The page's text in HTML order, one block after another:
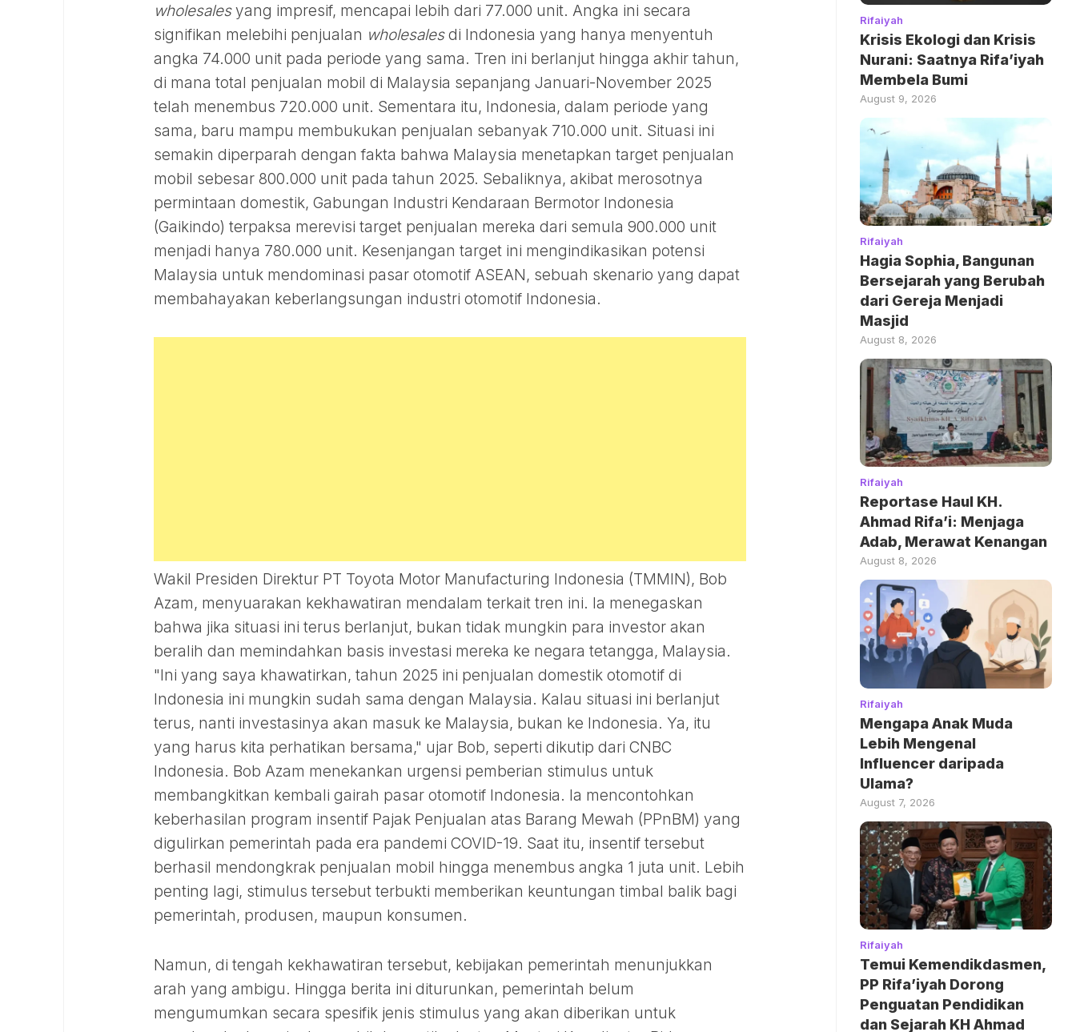
wholesalesyang impresif, mencapai lebih dari 77.000 unit. Angka ini secara
signifikan melebihi penjualan wholesalesdi Indonesia yang hanya menyentuh
angka 74.000 unit pada periode yang sama. Tren ini berlanjut hingga akhir tahun,
di mana total penjualan mobil di Malaysia sepanjang Januari-November 2025
telah menembus 720.000 unit. Sementara itu, Indonesia, dalam periode yang
sama, baru mampu membukukan penjualan sebanyak 710.000 unit. Situasi ini
semakin diperparah dengan fakta bahwa Malaysia menetapkan target penjualan
mobil sebesar 800.000 unit pada tahun 2025. Sebaliknya, akibat merosotnya
permintaan domestik, Gabungan Industri Kendaraan Bermotor Indonesia
(Gaikindo) terpaksa merevisi target penjualan mereka dari semula 900.000 unit
menjadi hanya 780.000 unit. Kesenjangan target ini mengindikasikan potensi
Malaysia untuk mendominasi pasar otomotif ASEAN, sebuah skenario yang dapat
membahayakan keberlangsungan industri otomotif Indonesia.
Wakil Presiden Direktur PT Toyota Motor Manufacturing Indonesia (TMMIN), Bob
Azam, menyuarakan kekhawatiran mendalam terkait tren ini. Ia menegaskan
bahwa jika situasi ini terus berlanjut, bukan tidak mungkin para investor akan
beralih dan memindahkan basis investasi mereka ke negara tetangga, Malaysia.
"Ini yang saya khawatirkan, tahun 2025 ini penjualan domestik otomotif di
Indonesia ini mungkin sudah sama dengan Malaysia. Kalau situasi ini berlanjut
terus, nanti investasinya akan masuk ke Malaysia, bukan ke Indonesia. Ya, itu
yang harus kita perhatikan bersama," ujar Bob, seperti dikutip dari CNBC
Indonesia. Bob Azam menekankan urgensi pemberian stimulus untuk
membangkitkan kembali gairah pasar otomotif Indonesia. Ia mencontohkan
keberhasilan program insentif Pajak Penjualan atas Barang Mewah (PPnBM) yang
digulirkan pemerintah pada era pandemi COVID-19. Saat itu, insentif tersebut
berhasil mendongkrak penjualan mobil hingga menembus angka 1 juta unit. Lebih
penting lagi, stimulus tersebut terbukti memberikan keuntungan timbal balik bagi
pemerintah, produsen, maupun konsumen.
Namun, di tengah kekhawatiran tersebut, kebijakan pemerintah menunjukkan
arah yang ambigu. Hingga berita ini diturunkan, pemerintah belum
mengumumkan secara spesifik jenis stimulus yang akan diberikan untuk
Rifaiyah
Krisis Ekologi dan Krisis
Nurani: Saatnya Rifa’iyah
Membela Bumi
August 9, 2026
Rifaiyah
Hagia Sophia, Bangunan
Bersejarah yang Berubah
dari Gereja Menjadi
Masjid
August 8, 2026
Rifaiyah
Reportase Haul KH.
Ahmad Rifa’i: Menjaga
Adab, Merawat Kenangan
August 8, 2026
Rifaiyah
Mengapa Anak Muda
Lebih Mengenal
Influencer daripada
Ulama?
August 7, 2026
Rifaiyah
Temui Kemendikdasmen,
PP Rifa’iyah Dorong
Penguatan Pendidikan
dan Sejarah KH Ahmad